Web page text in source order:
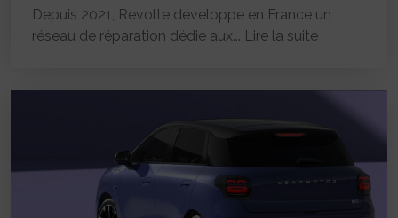
Depuis 2021, Revolte développe en France un
réseau de réparation dédié aux... Lire la suite